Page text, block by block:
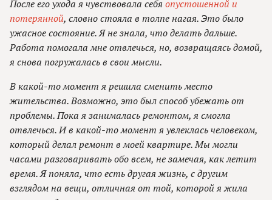
После его ухода я чувствовала себя опустошенной и
потерянной, словно стояла в толпе нагая. Это было
ужасное состояние. Я не знала, что делать дальше.
Работа помогала мне отвлечься, но, возвращаясь домой,
я снова погружалась в свои мысли.
В какой-то момент я решила сменить место
жительства. Возможно, это был способ убежать от
проблемы. Пока я занималась ремонтом, я смогла
отвлечься. И в какой-то момент я увлеклась человеком,
который делал ремонт в моей квартире. Мы могли
часами разговаривать обо всем, не замечая, как летит
время. Я поняла, что есть другая жизнь, с другим
взглядом на вещи, отличная от той, которой я жила